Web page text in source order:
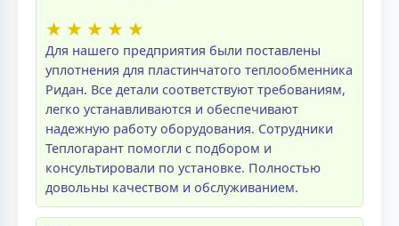
★ ★ ★ ★ ★
Для нашего предприятия были поставлены
уплотнения для пластинчатого теплообменника
Ридан. Все детали соответствуют требованиям,
легко устанавливаются и обеспечивают
надежную работу оборудования. Сотрудники
Теплогарант помогли с подбором и
консультировали по установке. Полностью
довольны качеством и обслуживанием.